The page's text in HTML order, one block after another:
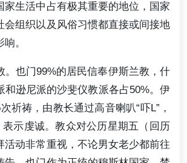
家生活中占有极其重要的地位，国家
会组织以及风俗习惯都直接或间接地
。
。也门99%的居民信奉伊斯兰教，什
和逊尼派的沙斐仪教派各占50%。伊
祈祷，由教长通过高音喇叭“吓L”，
表示虔诚。教众对公历星期五（回历
活动非常重视，不论男女老少都前往